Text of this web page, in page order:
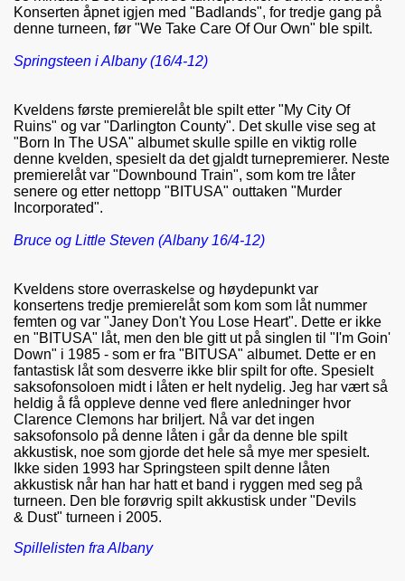
Konserten åpnet igjen med "Badlands", for tredje gang på
denne turneen, før "We Take Care Of Our Own" ble spilt.
Springsteen i Albany (16/4-12)
Kveldens første premierelåt ble spilt etter "My City Of
Ruins" og var "Darlington County". Det skulle vise seg at
"Born In The USA" albumet skulle spille en viktig rolle
denne kvelden, spesielt da det gjaldt turnepremierer. Neste
premierelåt var "Downbound Train", som kom tre låter
senere og etter nettopp "BITUSA" outtaken "Murder
Incorporated".
Bruce og Little Steven (Albany 16/4-12)
Kveldens store overraskelse og høydepunkt var
konsertens tredje premierelåt som kom som låt nummer
femten og var "Janey Don't You Lose Heart". Dette er ikke
en "BITUSA" låt, men den ble gitt ut på singlen til "I'm Goin'
Down" i 1985 - som er fra "BITUSA" albumet. Dette er en
fantastisk låt som desverre ikke blir spilt for ofte. Spesielt
saksofonsoloen midt i låten er helt nydelig. Jeg har vært så
heldig å få oppleve denne ved flere anledninger hvor
Clarence Clemons har briljert. Nå var det ingen
saksofonsolo på denne låten i går da denne ble spilt
akkustisk, noe som gjorde det hele så mye mer spesielt.
Ikke siden 1993 har Springsteen spilt denne låten
akkustisk når han har hatt et band i ryggen med seg på
turneen. Den ble forøvrig spilt akkustisk under "Devils
& Dust" turneen i 2005.
Spillelisten fra Albany